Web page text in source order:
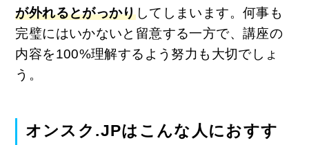
が外れるとがっかりしてしまいます。何事も
完璧にはいかないと留意する一方で、講座の
内容を100%理解するよう努力も大切でしょ
う。
オンスク.JPはこんな人におすす